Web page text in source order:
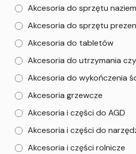
Akcesoria do sprzętu
Akcesoria do sprzętu
Akcesoria do tabletów
Akcesoria do utrzymania
Akcesoria do wykończenia
Akcesoria grzewcze
Akcesoria i części do AGD
Akcesoria i części do
Akcesoria i części rolnicze